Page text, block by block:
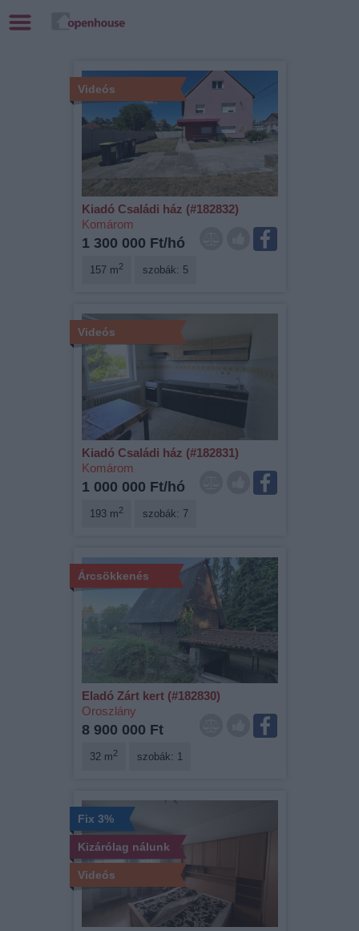
Videós
Kiadó Családi ház (#182832)
Komárom
1 300 000 Ft/hó
157 m2 szobák: 5
Videós
Kiadó Családi ház (#182831)
Komárom
1 000 000 Ft/hó
193 m2 szobák: 7
Árcsökkenés
Eladó Zárt kert (#182830)
Oroszlány
8 900 000 Ft
32 m2 szobák: 1
Fix 3%
Kizárólag nálunk
Videós